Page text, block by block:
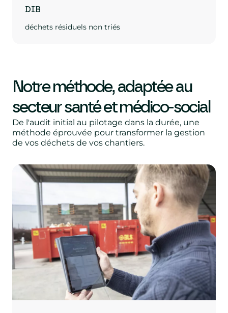
DIB
déchets résiduels non triés
Notre méthode, adaptée au
secteur santé et médico-social
De l'audit initial au pilotage dans la durée, une
méthode éprouvée pour transformer la gestion
de vos déchets de vos chantiers.